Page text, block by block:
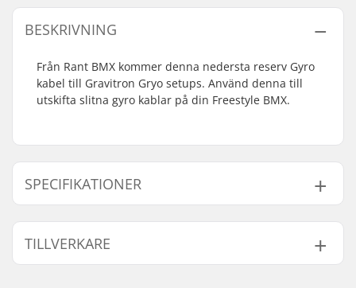
BESKRIVNING
Från Rant BMX kommer denna nedersta reserv Gyro
kabel till Gravitron Gryo setups. Använd denna till
utskifta slitna gyro kablar på din Freestyle BMX.
SPECIFIKATIONER
Gyro kompatibel:
Ja
Vikt:
TILLVERKARE